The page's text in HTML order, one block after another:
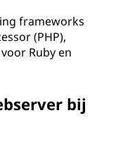
frameworks
(PHP),
Ruby en
bij